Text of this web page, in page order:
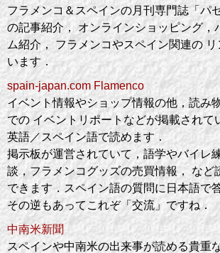
フラメンコ＆スペインの月刊専門誌「パ
の記事紹介， オンラインショッピング，
ム紹介， フラメンコやスペイン関連の
います．
spain-japan.com Flamenco
イベント情報やショップ情報の他，読み
での イベントリポートなどが掲載されて
英語／スペイン語で読めます．
掲示板が運営されていて，語学やバイレ
談，フラメンコグッズの売買情報， など
できます．スペイン語の質問に日本語で
その逆もあってこれぞ「交流」ですね．
中南米新聞
スペインや中南米の出来事が読める貴重